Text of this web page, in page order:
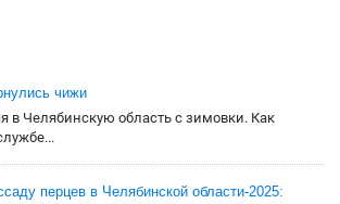
чижи
в Челябинскую область с зимовки. Как
перцев в Челябинской области-2025: